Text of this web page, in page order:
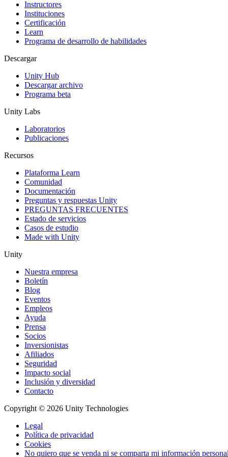
Juegos XR
Lanza juegos XR en múltiples plataformas
Juegos multijugador
Simplifica el desarrollo de juegos multijugador
Instructores
Instituciones
Certificación
Learn
Programa de desarrollo de habilidades
Descargar
Unity Hub
Descargar archivo
Programa beta
Unity Labs
Laboratorios
Publicaciones
Recursos
Plataforma Learn
Comunidad
Documentación
Preguntas y respuestas Unity
PREGUNTAS FRECUENTES
Estado de servicios
Casos de estudio
Made with Unity
Unity
Nuestra empresa
Boletín
Blog
Eventos
Empleos
Ayuda
Prensa
Socios
Inversionistas
Afiliados
Seguridad
Impacto social
Inclusión y diversidad
Contacto
Copyright © 2026 Unity Technologies
Legal
Política de privacidad
Cookies
No quiero que se venda ni se comparta mi información personal